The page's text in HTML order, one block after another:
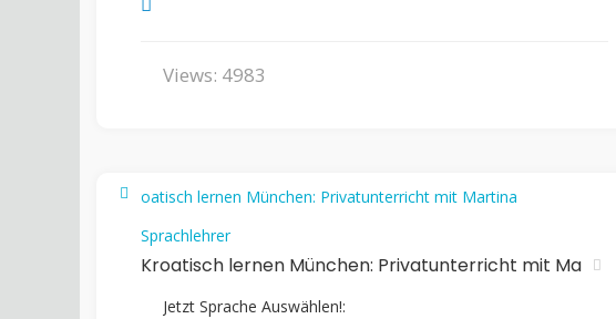
Views: 4983
Sprachlehrer
Kroatisch lernen München: Privatunterricht mit Ma
Jetzt Sprache Auswählen!: